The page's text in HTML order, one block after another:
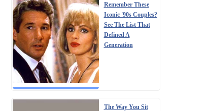
Remember These
Iconic '90s Couples?
See The List That
Defined A
Generation
The Way You Sit